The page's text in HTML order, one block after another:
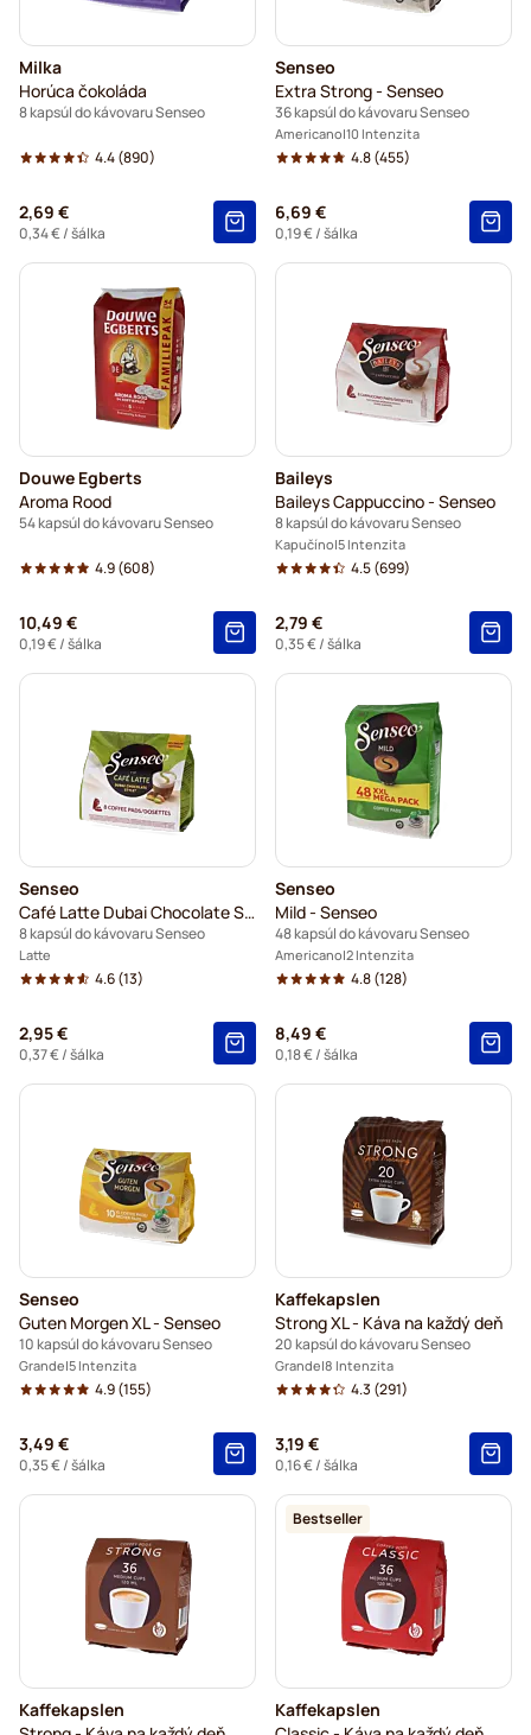
Milka
Horúca čokoláda
8 kapsúl do kávovaru Senseo
4.4(890)
2,69 €
0,34 €/ šálka
Senseo
Extra Strong - Senseo
36 kapsúl do kávovaru Senseo
Americano 10 Intenzita
4.8(455)
6,69 €
0,19 €/ šálka
Douwe Egberts
Aroma Rood
54 kapsúl do kávovaru Senseo
4.9(608)
10,49 €
0,19 €/ šálka
Baileys
Baileys Cappuccino - Senseo
8 kapsúl do kávovaru Senseo
Kapučíno 5 Intenzita
4.5(699)
2,79 €
0,35 €/ šálka
Senseo
Café Latte Dubai Chocolate Style
8 kapsúl do kávovaru Senseo
Latte
4.6(13)
2,95 €
0,37 €/ šálka
Senseo
Mild - Senseo
48 kapsúl do kávovaru Senseo
Americano 2 Intenzita
4.8(128)
8,49 €
0,18 €/ šálka
Senseo
Guten Morgen XL - Senseo
10 kapsúl do kávovaru Senseo
Grande 5 Intenzita
4.9(155)
3,49 €
0,35 €/ šálka
Kaffekapslen
Strong XL - Káva na každý deň
20 kapsúl do kávovaru Senseo
Grande 8 Intenzita
4.3 (291)
3,19 €
0,16 €/ šálka
Kaffekapslen
Bestseller
Kaffekapslen